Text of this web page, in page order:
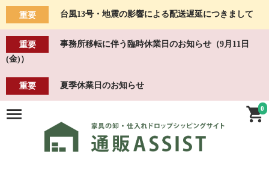
重要 台風13号・地震の影響による配送遅延につきまして
重要
事務所移転に伴う臨時休業日のお知らせ（9月11日
(金)）
重要 夏季休業日のお知らせ
0